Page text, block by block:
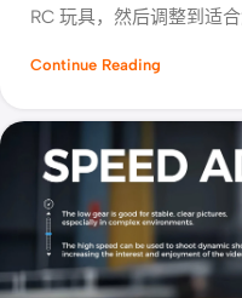
RC 玩具，然后调整到适
Continue Reading